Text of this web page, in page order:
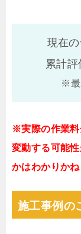
現在
累計評
※最
※実際の作業料
変動する可能
かはわかりかね
施工事例の